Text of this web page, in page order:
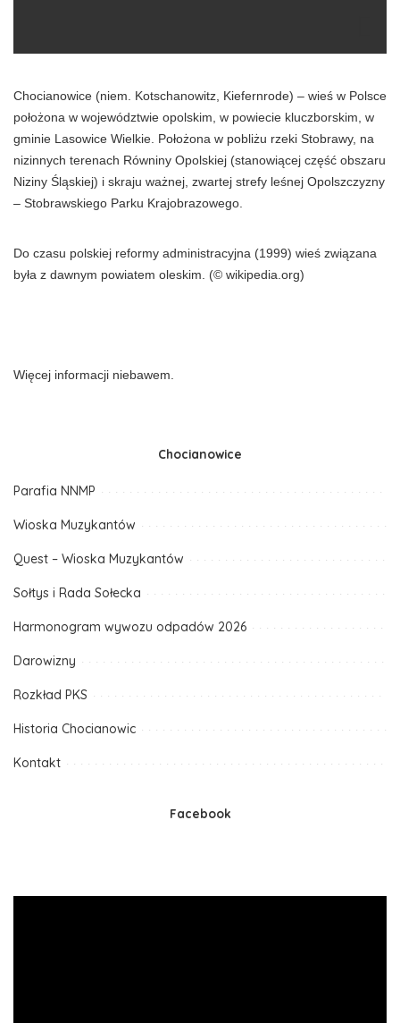
Chocianowice (niem. Kotschanowitz, Kiefernrode) – wieś w Polsce
położona w województwie opolskim, w powiecie kluczborskim, w
gminie Lasowice Wielkie. Położona w pobliżu rzeki Stobrawy, na
nizinnych terenach Równiny Opolskiej (stanowiącej część obszaru
Niziny Śląskiej) i skraju ważnej, zwartej strefy leśnej Opolszczyzny
– Stobrawskiego Parku Krajobrazowego.
Do czasu polskiej reformy administracyjna (1999) wieś związana
była z dawnym powiatem oleskim. (© wikipedia.org)
Więcej informacji niebawem.
Chocianowice
Parafia NNMP
Wioska Muzykantów
Quest – Wioska Muzykantów
Sołtys i Rada Sołecka
Harmonogram wywozu odpadów 2026
Darowizny
Rozkład PKS
Historia Chocianowic
Kontakt
Facebook